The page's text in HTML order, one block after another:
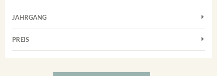
Weißwein
Grauburgunder
Riesling
Achkarrer Schlossberg
Vorderer Winklerberg
Winklerberg Hinter Winklen
JAHRGANG
PREIS